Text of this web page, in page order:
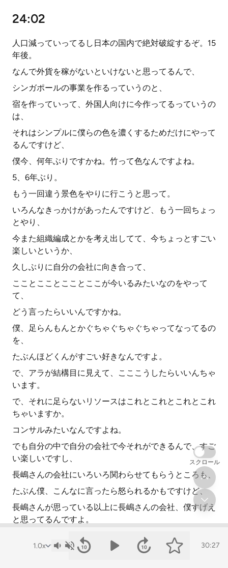
24:02
人口減っていってるし日本の国内で絶対破綻するぞ。15
年後。
なんで外貨を稼がないといけないと思ってるんで、
シンガポールの事業を作るっていうのと、
宿を作っていって、外国人向けに今作ってるっていうの
は、
それはシンプルに僕らの色を濃くするためだけにやって
るんですけど、
僕今、何年ぶりですかね。竹って色なんですよね。
5、6年ぶり。
もう一回違う景色をやりに行こうと思って。
いろんなきっかけがあったんですけど、もう一回ちょっ
とやり、
今また組織編成とかを考え出してて、今ちょっとすごい
楽しいというか、
久しぶりに自分の会社に向き合って、
こことこことこことここが今いるみたいなのをやって
て、
どう言ったらいいんですかね。
僕、足らんもんとかぐちゃぐちゃぐちゃってなってるの
を、
たぶんほどくんがすごい好きなんですよ。
で、アラが結構目に見えて、こここうしたらいいんちゃ
います。
で、それに足らないリソースはこれとこれとこれとこれ
ちゃいますか。
コンサルみたいなんですよね。
でも自分の中で自分の会社で今それができるんで、すご
い楽しいですし、
長嶋さんの会社にいろいろ関わらせてもらうところも、
たぶん僕、こんなに言ったら怒られるかもですけど、
長嶋さんが思っている以上に長嶋さんの会社、僕すげえ
と思ってるんですよ。
長嶋さんが思っている以上に長嶋さんの会社、僕すげえ
と思ってるんですよ。
30:27
スクロール